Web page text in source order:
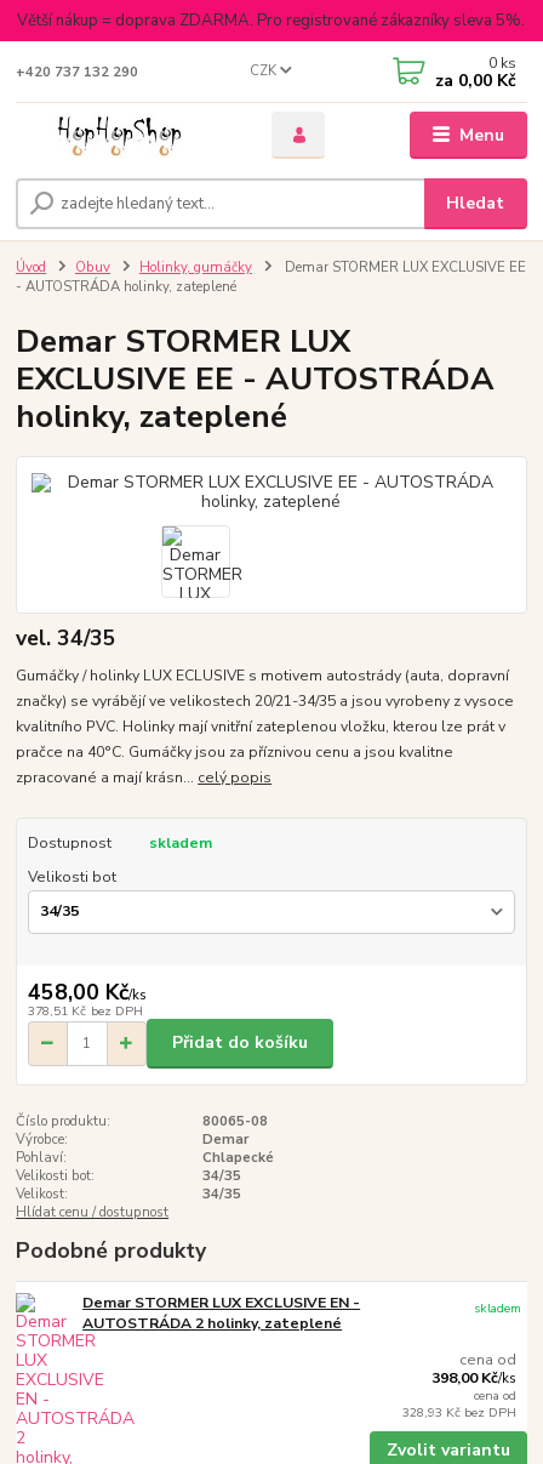
Větší nákup = doprava ZDARMA. Pro registrované zákazníky sleva 5%.
Menu
CZK
Hledat
+420 737 132 290 0 ks
za 0,00 Kč
Úvod Obuv Holinky, gumáčky
Demar STORMER LUX EXCLUSIVE EE
- AUTOSTRÁDA holinky, zateplené
Demar STORMER LUX
EXCLUSIVE EE - AUTOSTRÁDA
holinky, zateplené
vel. 34/35
Gumáčky / holinky LUX ECLUSIVE s motivem autostrády (auta, dopravní
značky) se vyrábějí ve velikostech 20/21-34/35 a jsou vyrobeny z vysoce
kvalitního PVC. Holinky mají vnitřní zateplenou vložku, kterou lze prát v
pračce na 40°C. Gumáčky jsou za příznivou cenu a jsou kvalitne
zpracované a mají krásn... celý popis
Dostupnost
skladem
Velikosti bot
458,00 Kč/ks
378,51 Kč bez DPH
Přidat do košíku
Číslo produktu:
80065-08
Výrobce:
Demar
Pohlaví:
Chlapecké
Velikosti bot:
34/35
Velikost:
34/35
Hlídat cenu / dostupnost
Podobné produkty
Demar STORMER LUX EXCLUSIVE EN -
AUTOSTRÁDA 2 holinky, zateplené
cena od
398,00 Kč/ks
cena od
328,93 Kč bez DPH
skladem
Zvolit variantu